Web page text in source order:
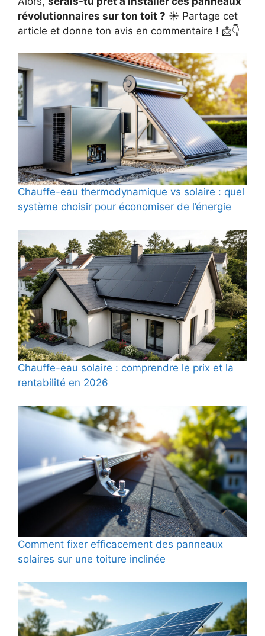
révolutionnaires sur ton toit ? ☀️ Partage cet
article et donne ton avis en commentaire ! 📩👇
Chauffe-eau thermodynamique vs solaire : quel
système choisir pour économiser de l’énergie
Chauffe-eau solaire : comprendre le prix et la
rentabilité en 2026
Comment fixer efficacement des panneaux
solaires sur une toiture inclinée